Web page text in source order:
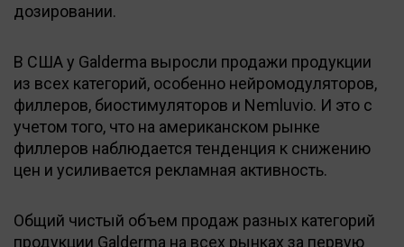
дозировании.
В США у Galderma выросли продажи продукции
из всех категорий, особенно нейромодуляторов,
филлеров, биостимуляторов и Nemluvio. И это с
учетом того, что на американском рынке
филлеров наблюдается тенденция к снижению
цен и усиливается рекламная активность.
Общий чистый объем продаж разных категорий
продукции Galderma на всех рынках за первую